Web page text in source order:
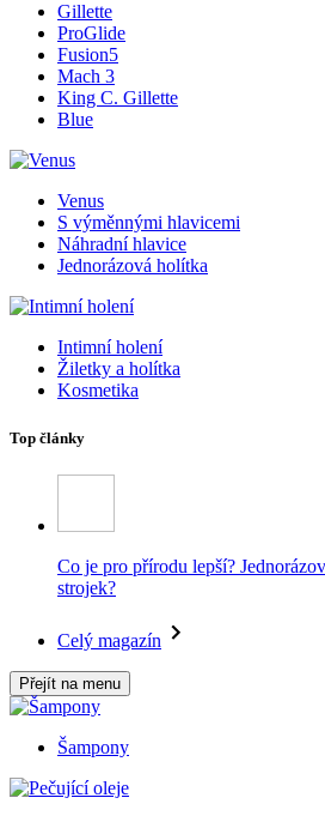
Gillette
ProGlide
Fusion5
Mach 3
King C. Gillette
Blue
Venus
S výměnnými hlavicemi
Náhradní hlavice
Jednorázová holítka
Intimní holení
Žiletky a holítka
Kosmetika
Top články
Co je pro přírodu lepší?
strojek?
Celý magazín
Přejít na menu
Šampony